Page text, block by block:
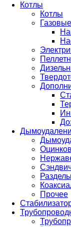
Котлы
Котлы
Газовые
Прочее